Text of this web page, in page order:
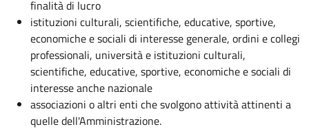
finalità di lucro
istituzioni culturali, scientifiche, educative, sportive,
economiche e sociali di interesse generale, ordini e collegi
professionali, università e istituzioni culturali,
scientifiche, educative, sportive, economiche e sociali di
interesse anche nazionale
associazioni o altri enti che svolgono attività attinenti a
quelle dell'Amministrazione.